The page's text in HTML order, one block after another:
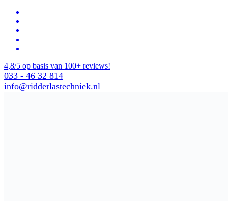
4,8/5 op basis van 100+ reviews!
033 - 46 32 814
info@ridderlastechniek.nl